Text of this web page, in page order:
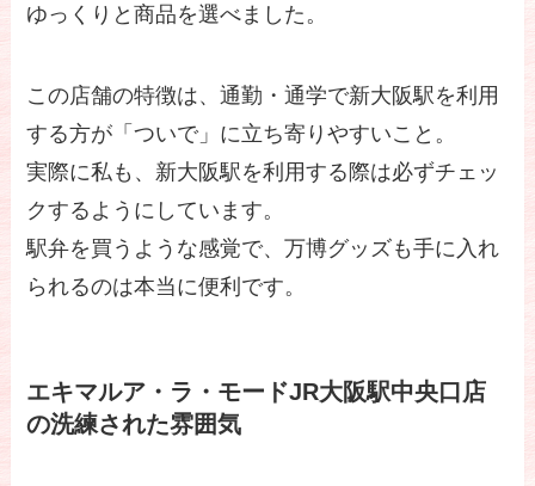
ゆっくりと商品を選べました。
この店舗の特徴は、通勤・通学で新大阪駅を利用
する方が「ついで」に立ち寄りやすいこと。
実際に私も、新大阪駅を利用する際は必ずチェッ
クするようにしています。
駅弁を買うような感覚で、万博グッズも手に入れ
られるのは本当に便利です。
エキマルア・ラ・モードJR大阪駅中央口店
の洗練された雰囲気